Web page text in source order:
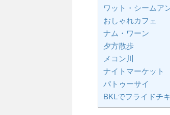
ワット・シームア
おしゃれカフェ
ナム・ワーン
夕方散歩
メコン川
ナイトマーケット
パトゥーサイ
BKLでフライドチ